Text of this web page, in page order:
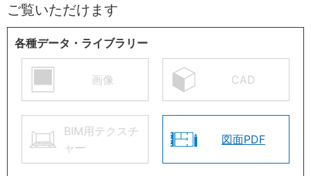
ご覧いただけます
各種データ・ライブラリー
画像 CAD
BIM用テクスチ
ャー
図面PDF